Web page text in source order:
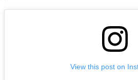
View this post on